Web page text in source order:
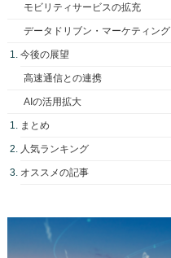
モビリティサービスの拡充
データドリブン・マーケティング
今後の展望
高速通信との連携
AIの活用拡大
まとめ
人気ランキング
オススメの記事